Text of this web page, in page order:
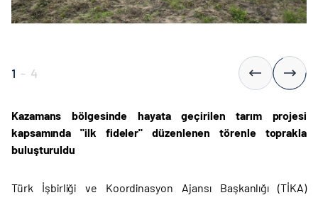
1 - 4
Kazamans bölgesinde hayata geçirilen tarım projesi
kapsamında "ilk fideler" düzenlenen törenle toprakla
buluşturuldu
Türk İşbirliği ve Koordinasyon Ajansı Başkanlığı (TİKA)